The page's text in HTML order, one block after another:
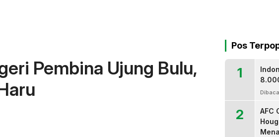
Pembina Ujung Bulu,
Pos
1
2
AFC